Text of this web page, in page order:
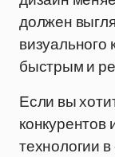
должен
визуального
быстрым и
Если вы
конкурентов
технологии